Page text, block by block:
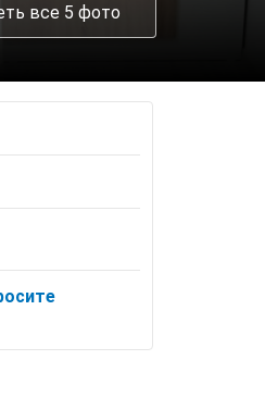
все 5 фото